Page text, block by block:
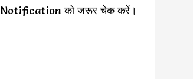
Notification को जरूर चेक करें।